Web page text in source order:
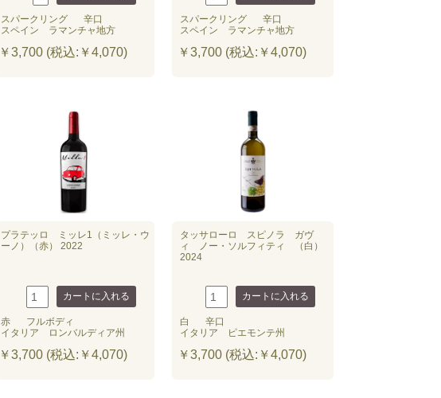
スパークリング
辛口
スペイン ラマンチャ地方
￥3,700 (税込:￥4,070)
スパークリング
辛口
スペイン ラマンチャ地方
￥3,700 (税込:￥4,070)
プラテッロ ミッレ1（ミッレ・ウ
ーノ）（赤） 2022
赤
フルボディ
イタリア ロンバルディア州
￥3,700 (税込:￥4,070)
タッサローロ スピノラ ガヴ
ィ ノー・ソルフィティ （白）
2024
白
辛口
イタリア ピエモンテ州
￥3,700 (税込:￥4,070)